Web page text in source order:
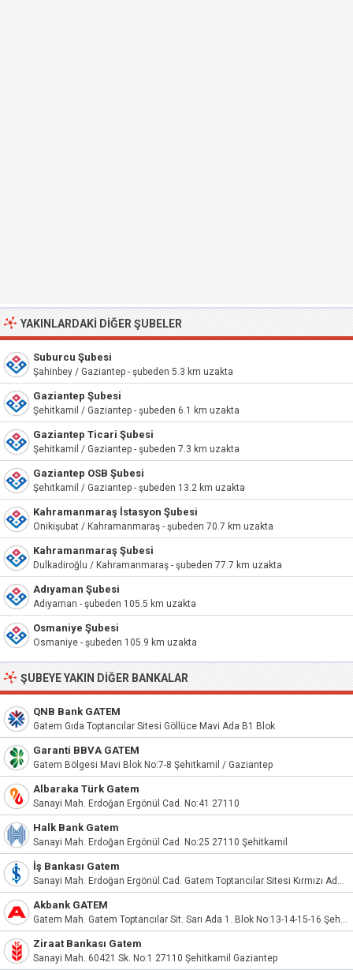
YAKINLARDAKI DIĞER ŞUBELER
Suburcu Şubesi
Şahinbey / Gaziantep - şubeden 5.3 km uzakta
Gaziantep Şubesi
Şehitkamil / Gaziantep - şubeden 6.1 km uzakta
Gaziantep Ticari Şubesi
Şehitkamil / Gaziantep - şubeden 7.3 km uzakta
Gaziantep OSB Şubesi
Şehitkamil / Gaziantep - şubeden 13.2 km uzakta
Kahramanmaraş İstasyon Şubesi
Onikişubat / Kahramanmaraş - şubeden 70.7 km uzakta
Kahramanmaraş Şubesi
Dulkadiroğlu / Kahramanmaraş - şubeden 77.7 km uzakta
Adıyaman Şubesi
Adıyaman - şubeden 105.5 km uzakta
Osmaniye Şubesi
Osmaniye - şubeden 105.9 km uzakta
ŞUBEYE YAKIN DIĞER BANKALAR
QNB Bank GATEM
Gatem Gıda Toptancılar Sitesi Göllüce Mavi Ada B1 Blok
Garanti BBVA GATEM
Gatem Bölgesi Mavi Blok No:7-8 Şehitkamil / Gaziantep
Albaraka Türk Gatem
Sanayi Mah. Erdoğan Ergönül Cad. No:41 27110
Halk Bank Gatem
Sanayi Mah. Erdoğan Ergönül Cad. No:25 27110 Şehitkamil
İş Bankası Gatem
Sanayi Mah. Erdoğan Ergönül Cad. Gatem Toptancılar Sitesi Kırmızı Ada 2. Blok No:23 Şehitkamil
Akbank GATEM
Gatem Mah. Gatem Toptancılar Sit. Sarı Ada 1. Blok No:13-14-15-16 Şehitkamil G. Antep
Ziraat Bankası Gatem
Sanayi Mah. 60421 Sk. No:1 27110 Şehitkamil Gaziantep